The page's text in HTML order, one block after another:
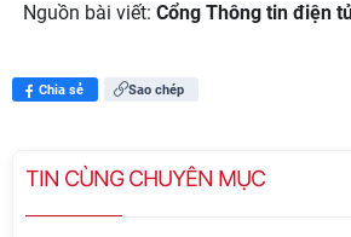
Nguồn bài viết: Cổng Thông tin điện
Chia sẻ Sao chép
TIN CÙNG CHUYÊN MỤC